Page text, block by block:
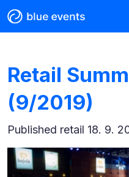
Retail
(9/2019)
Published retail 18. 9.